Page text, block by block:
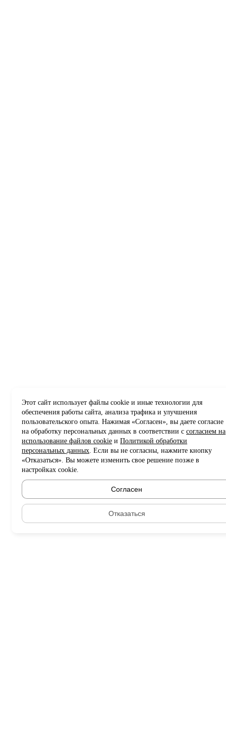
Этот сайт использует файлы cookie и иные технологии для
обеспечения работы сайта, анализа трафика и улучшения
пользовательского опыта. Нажимая «Согласен», вы даете согласие
на обработку персональных данных в соответствии ссогласием на
использование файлов cookie иПолитикой обработки
персональных данных. Если вы не согласны, нажмите кнопку
«Отказаться». Вы можете изменить свое решение позже в
настройках cookie.
Согласен
Отказаться